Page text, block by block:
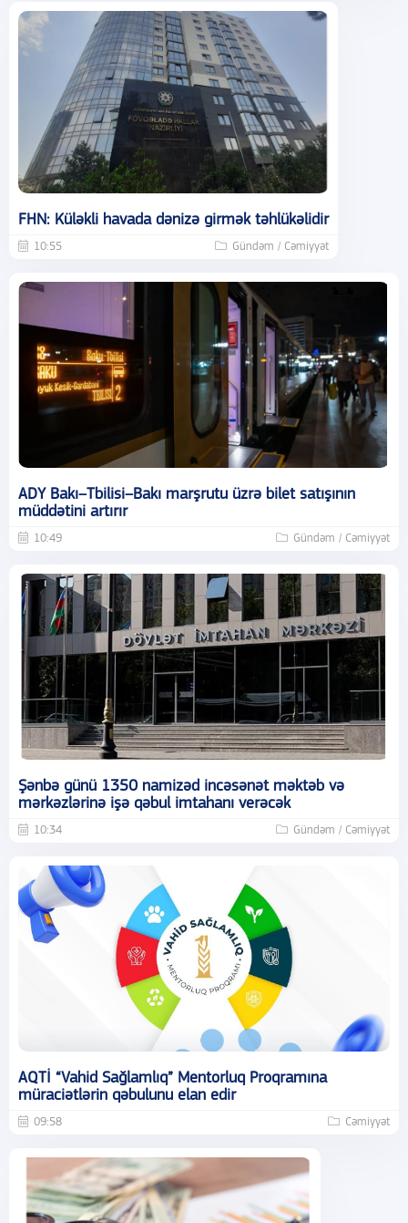
FHN: Küləkli havada dənizə girmək təhlükəlidir
10:55 Gündəm / Cəmiyyət
ADY Bakı–Tbilisi–Bakı marşrutu üzrə bilet satışının
müddətini artırır
10:49 Gündəm / Cəmiyyət
Şənbə günü 1350 namizəd incəsənət məktəb və
mərkəzlərinə işə qəbul imtahanı verəcək
10:34 Gündəm / Cəmiyyət
AQTİ “Vahid Sağlamlıq” Mentorluq Proqramına
müraciətlərin qəbulunu elan edir
09:58 Cəmiyyət